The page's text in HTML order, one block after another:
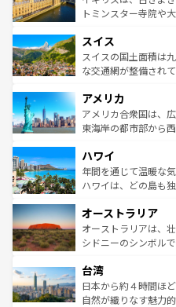
らに、パリ以外の地
れる地方に足を運ぶ
きるだろう
を参照してほしい。
してライン川沿いの
は、お酒好きな人にはぜひ
ドイツ情報はコンテ
トミンスター寺院や
リアごとに異なる魅
ティー、ビール好き
戦など、本場だから
ンツ一覧を参照してほ
スイス
スイスの国土面積は
な交通網が整備され
の建物がそのまま残
博物館もあり、アル
ことができる。国民
ば市内交通費無料で観光
着のスイス情報はコ
アメリカ
アメリカ合衆国は、
東海岸の都市部から
のような巨大都市は
ンメントが詰まった
西部には大自然が広
部のニューオーリン
文化が魅力。旅行者
しみながら、その多
ならではの贅沢な旅のスタイルだ。
情報はコンテンツ一覧
ハワイ
年間を通じて温暖な
ハワイは、どの島も
ワイ島は見逃せない
島だが、静かな自然
おすすめ。エメラル
れるおもてなしの心
人々、おいしいロー
ク、伝統的なフラダ
オーストラリア
オーストラリアは、
シドニーのシンボル
リアリーフや大陸中
ク）、タスマニアの
ど、見どころがたく
台湾
日本から約４時間ほ
自然が織りなす魅力